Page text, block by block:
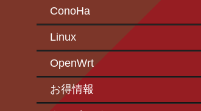
ConoHa
Linux
OpenWrt
お得情報